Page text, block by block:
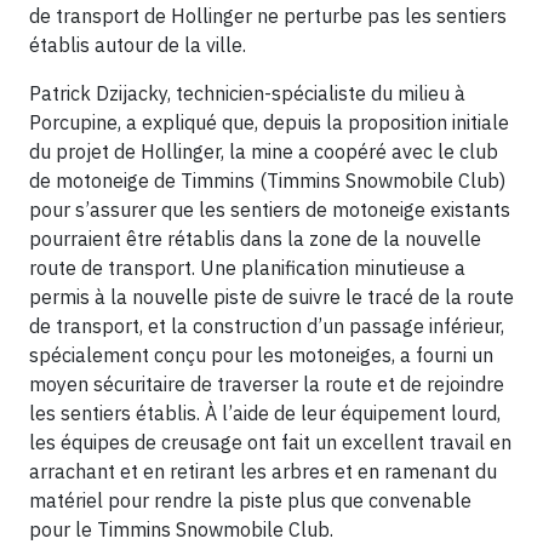
de transport de Hollinger ne perturbe pas les sentiers
établis autour de la ville.
Patrick Dzijacky, technicien-spécialiste du milieu à
Porcupine, a expliqué que, depuis la proposition initiale
du projet de Hollinger, la mine a coopéré avec le club
de motoneige de Timmins (Timmins Snowmobile Club)
pour s’assurer que les sentiers de motoneige existants
pourraient être rétablis dans la zone de la nouvelle
route de transport. Une planification minutieuse a
permis à la nouvelle piste de suivre le tracé de la route
de transport, et la construction d’un passage inférieur,
spécialement conçu pour les motoneiges, a fourni un
moyen sécuritaire de traverser la route et de rejoindre
les sentiers établis. À l’aide de leur équipement lourd,
les équipes de creusage ont fait un excellent travail en
arrachant et en retirant les arbres et en ramenant du
matériel pour rendre la piste plus que convenable
pour le Timmins Snowmobile Club.